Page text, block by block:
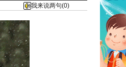
我来说两句(0)